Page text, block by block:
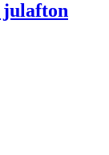
julafton